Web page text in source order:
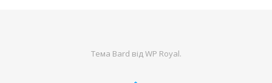
Тема Bard відWP Royal.